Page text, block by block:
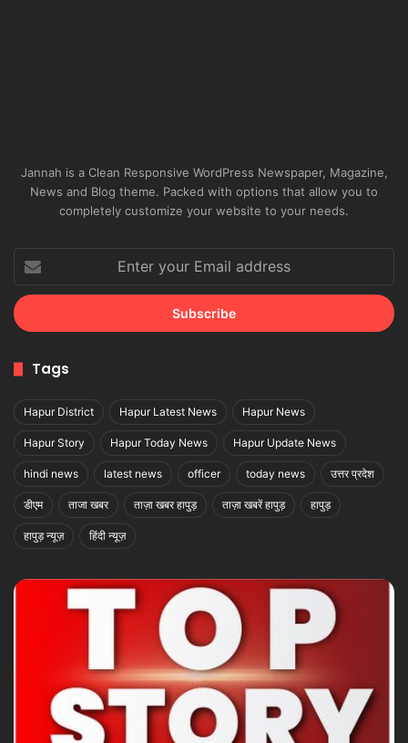
Jannah is a Clean Responsive WordPress Newspaper, Magazine,
News and Blog theme. Packed with options that allow you to
completely customize your website to your needs.
your
Email
address
Tags
Hapur District Hapur Latest News Hapur News
Hapur Story Hapur Today News Hapur Update News
hindi news latest news officer today news उत्तर प्रदेश
डीएम ताजा खबर ताज़ा खबर हापुड़ ताज़ा खबरें हापुड़ हापुड़
हापुड़ न्यूज़ हिंदी न्यूज़